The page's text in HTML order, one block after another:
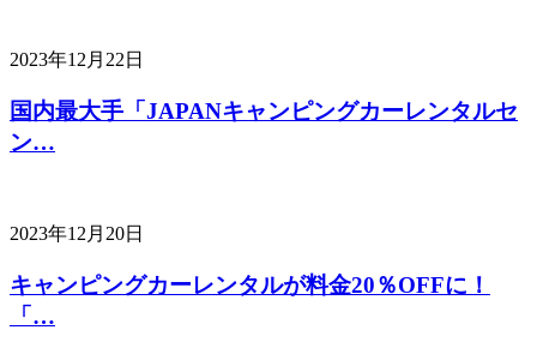
2023年12月22日
国内最大手「JAPANキャンピングカーレンタルセ
ン…
2023年12月20日
キャンピングカーレンタルが料金20％OFFに！
「…